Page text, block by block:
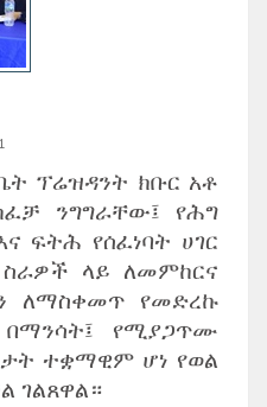
ፕሬዝዳንት ክቡር አቶ
ንግግራቸው፤ የሕግ
ፍትሕ የሰፈነባት ሀገር
ስራዎች ላይ ለመምከርና
ለማስቀመጥ የመድረኩ
የሚያጋጥሙ
ተቋማዊም ሆነ የወል
ገልጸዋል።